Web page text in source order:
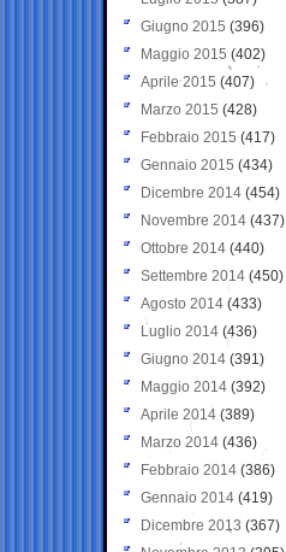
Giugno 2015 (396)
Maggio 2015 (402)
Aprile 2015 (407)
Marzo 2015 (428)
Febbraio 2015 (417)
Gennaio 2015 (434)
Dicembre 2014 (454)
Novembre 2014 (437)
Ottobre 2014 (440)
Settembre 2014 (450)
Agosto 2014 (433)
Luglio 2014 (436)
Giugno 2014 (391)
Maggio 2014 (392)
Aprile 2014 (389)
Marzo 2014 (436)
Febbraio 2014 (386)
Gennaio 2014 (419)
Dicembre 2013 (367)